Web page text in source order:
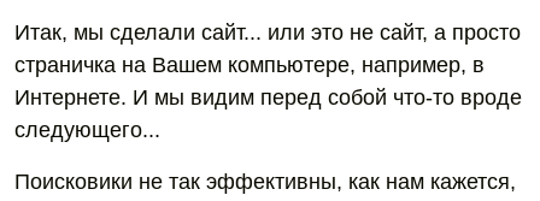
Итак, мы сделали сайт... или это не сайт, а просто
страничка на Вашем компьютере, например, в
Интернете. И мы видим перед собой что-то вроде
следующего...
Поисковики не так эффективны, как нам кажется,